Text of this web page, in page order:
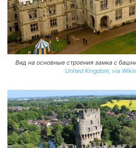
Вид на основные строения замка с
United Kingdom, via